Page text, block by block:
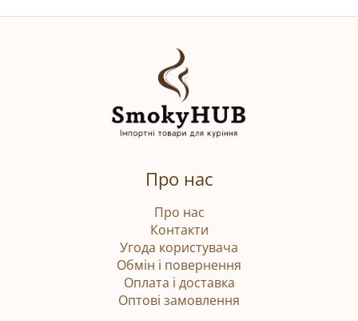
Про нас
Про нас
Контакти
Угода користувача
Обмін і повернення
Оплата і доставка
Оптові замовлення